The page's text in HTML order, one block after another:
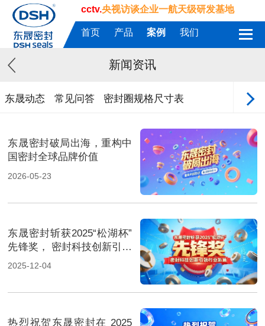
cctv.央视访谈企业一航天级研发基地
首页 产品 案例 我们
新闻资讯
东晟动态 常见问答 密封圈规格尺寸表
东晟密封破局出海，重构中
国密封全球品牌价值
2026-05-23
东晟密封斩获2025“松湖杯”
先锋奖， 密封科技创新引领
行业新篇！
2025-12-04
热烈祝贺东晟密封在 2025